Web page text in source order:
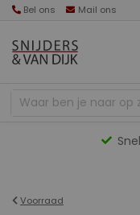
Bel ons Mail ons
Voorraad